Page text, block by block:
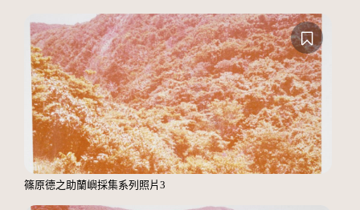
篠原德之助蘭嶼採集系列照片3